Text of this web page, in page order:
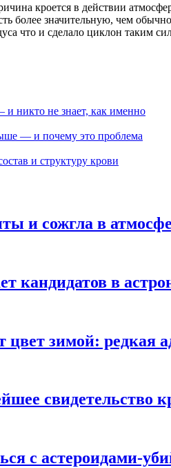
кроется в действии
более значительную, чем
что и сделало циклон
и никто не знает, как именно
— и почему это проблема
и структуру крови
и сожгла в
кандидатов в
цвет зимой: редкая
свидетельство
с астероидами-